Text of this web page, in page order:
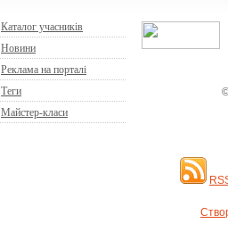
Каталог учасників
Новини
Реклама на порталі
Теги
Майстер-класи